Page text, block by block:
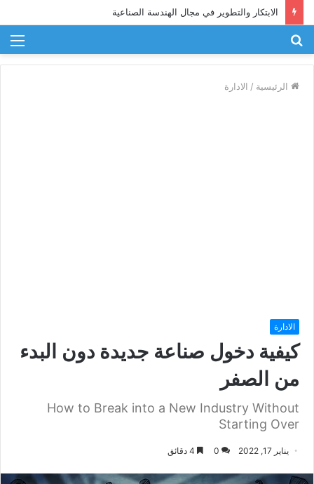
الابتكار والتطوير في مجال الهندسة الصناعية
الرئيسية / الادارة
الادارة
كيفية دخول صناعة جديدة دون البدء
من الصفر
How to Break into a New Industry Without
Starting Over
يناير 17, 2022 0